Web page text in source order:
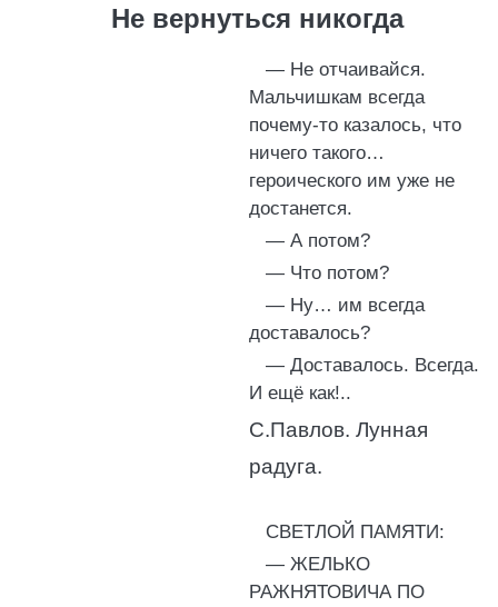
Не вернуться никогда
— Не отчаивайся.
Мальчишкам всегда
почему-то казалось, что
ничего такого…
героического им уже не
достанется.
— А потом?
— Что потом?
— Ну… им всегда
доставалось?
— Доставалось. Всегда.
И ещё как!..
С.Павлов. Лунная
радуга.
СВЕТЛОЙ ПАМЯТИ:
— ЖЕЛЬКО
РАЖНЯТОВИЧА ПО